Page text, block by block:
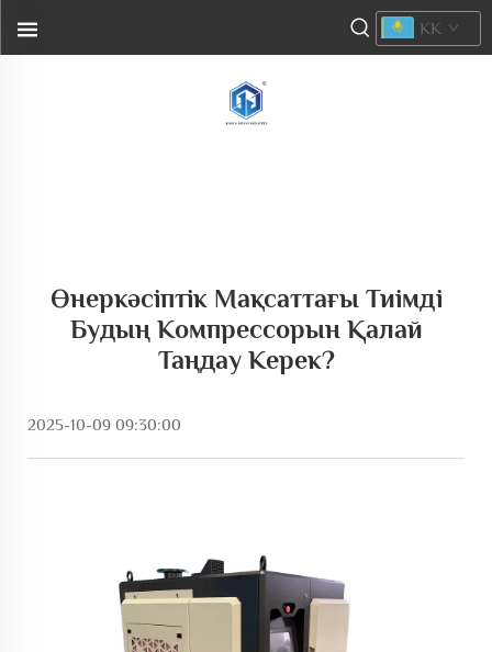
KK
Өнеркәсіптік Мақсаттағы Тиімді
Будың Компрессорын Қалай
Таңдау Керек?
2025-10-09 09:30:00